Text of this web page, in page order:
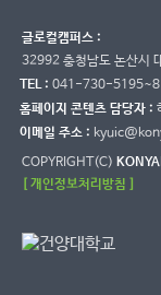
글로컬캠퍼스 :
32992 충청남도 논산시
TEL : 041-730-5195~8
홈페이지 콘텐츠 담당자 :
이메일 주소 :
COPYRIGHT(C)
[ 개인정보처리방침 ]